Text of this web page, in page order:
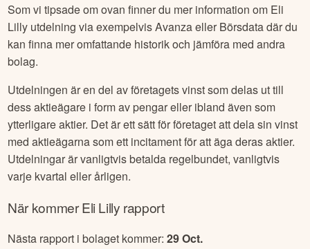
Som vi tipsade om ovan finner du mer information om Eli
Lilly utdelning via exempelvis Avanza eller Börsdata där du
kan finna mer omfattande historik och jämföra med andra
bolag.
Utdelningen är en del av företagets vinst som delas ut till
dess aktieägare i form av pengar eller ibland även som
ytterligare aktier. Det är ett sätt för företaget att dela sin vinst
med aktieägarna som ett incitament för att äga deras aktier.
Utdelningar är vanligtvis betalda regelbundet, vanligtvis
varje kvartal eller årligen.
När kommerEli Lilly rapport
Nästa rapport i bolaget kommer:29 Oct.